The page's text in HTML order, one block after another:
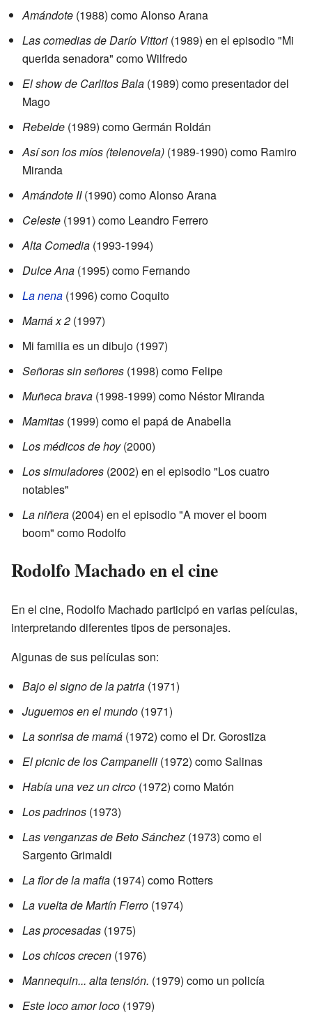
Amándote (1988) como Alonso Arana
Las comedias de Darío Vittori (1989) en el episodio "Mi
querida senadora" como Wilfredo
El show de Carlitos Bala (1989) como presentador del
Mago
Rebelde (1989) como Germán Roldán
Así son los míos (telenovela) (1989-1990) como Ramiro
Miranda
Amándote II(1990) como Alonso Arana
Celeste (1991) como Leandro Ferrero
Alta Comedia (1993-1994)
Dulce Ana (1995) como Fernando
La nena (1996) como Coquito
Mamá x 2 (1997)
Mi familia es un dibujo (1997)
Señoras sin señores (1998) como Felipe
Muñeca brava (1998-1999) como Néstor Miranda
Mamitas (1999) como el papá de Anabella
Los médicos de hoy(2000)
Los simuladores (2002) en el episodio "Los cuatro
notables"
La niñera (2004) en el episodio "A mover el boom
boom" como Rodolfo
Rodolfo Machado en el cine
En el cine, Rodolfo Machado participó en varias películas,
interpretando diferentes tipos de personajes.
Algunas de sus películas son:
Bajo el signo de la patria (1971)
Juguemos en el mundo (1971)
La sonrisa de mamá (1972) como el Dr. Gorostiza
El picnic de los Campanelli (1972) como Salinas
Había una vez un circo (1972) como Matón
Los padrinos (1973)
Las venganzas de Beto Sánchez (1973) como el
Sargento Grimaldi
La flor de la mafia (1974) como Rotters
La vuelta de Martín Fierro (1974)
Las procesadas (1975)
Los chicos crecen (1976)
Mannequin... alta tensión. (1979) como un policía
Este loco amor loco (1979)